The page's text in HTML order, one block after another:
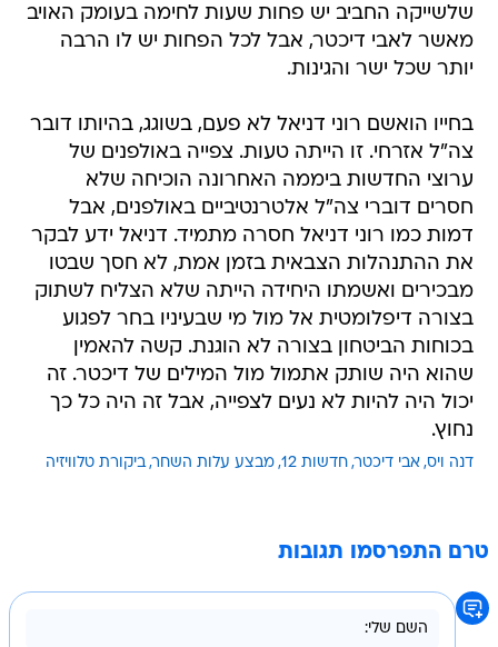
שלשייקה החביב יש פחות שעות לחימה בעומק האויב
מאשר לאבי דיכטר, אבל לכל הפחות יש לו הרבה
יותר שכל ישר והגינות.
בחייו הואשם רוני דניאל לא פעם, בשוגג, בהיותו דובר
צה"ל אזרחי. זו הייתה טעות. צפייה באולפנים של
ערוצי החדשות ביממה האחרונה הוכיחה שלא
חסרים דוברי צה"ל אלטרנטיביים באולפנים, אבל
דמות כמו רוני דניאל חסרה מתמיד. דניאל ידע לבקר
את ההתנהלות הצבאית בזמן אמת, לא חסך שבטו
מבכירים ואשמתו היחידה הייתה שלא הצליח לשתוק
בצורה דיפלומטית אל מול מי שבעיניו בחר לפגוע
בכוחות הביטחון בצורה לא הוגנת. קשה להאמין
שהוא היה שותק אתמול מול המילים של דיכטר. זה
יכול היה להיות לא נעים לצפייה, אבל זה היה כל כך
נחוץ.
דנה ויס אבי דיכטר חדשות 12 מבצע עלות השחר ביקורת טלוויזיה
טרם התפרסמו תגובות